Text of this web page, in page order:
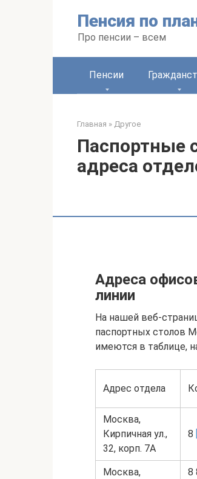
Пенсия по
Про пенсии – всем
Пенсии
Главная » Другое
Паспортные
адреса
Адреса
линии
На нашей веб-
паспортных столов
имеются в таблице,
Адрес отдела
Москва,
Кирпичная ул.,
32, корп. 7А
8
Москва,
8